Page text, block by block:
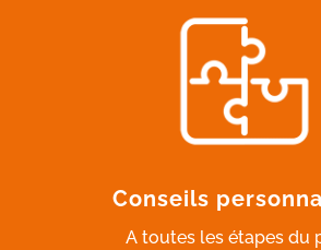
Conseils
A toutes les étapes du